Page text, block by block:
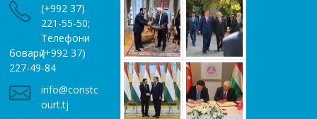
(+992 37)
221-55-50;
Телефони
боварӣ (+992 37)
227-49-84
info@constc
ourt.tj